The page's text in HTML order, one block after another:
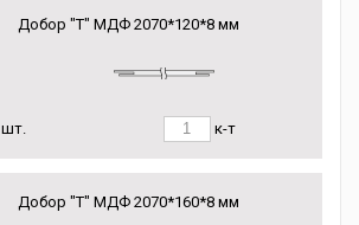
Добор "Т" МДФ 2070*120*8 мм
шт. к-т
Добор "Т" МДФ 2070*160*8 мм